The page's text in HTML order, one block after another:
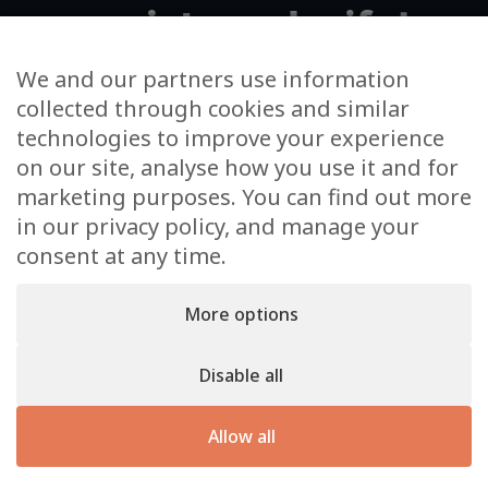
projets exclusifs !
Votre adresse email
J’accepte de m’inscrire à la newsletter et à
l’utilisation de mes données dans cet unique cadre
KS Real Estate © 2026. Un site
Inside Communication
légales
We and our partners use information
collected through cookies and similar
technologies to improve your experience
on our site, analyse how you use it and for
marketing purposes. You can find out more
in our privacy policy, and manage your
consent at any time.
More options
Disable all
Allow all